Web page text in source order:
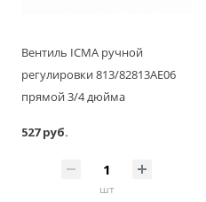
Вентиль ICMA ручной
регулировки 813/82813AE06
прямой 3/4 дюйма
527 руб.
шт